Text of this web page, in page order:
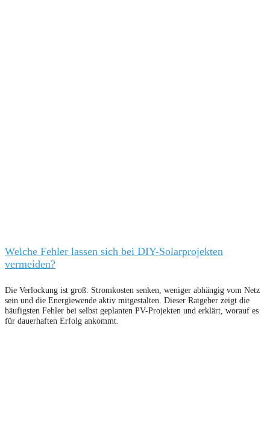
Welche Fehler lassen sich bei DIY-Solarprojekten
vermeiden?
Die Verlockung ist groß: Stromkosten senken, weniger abhängig vom Netz
sein und die Energiewende aktiv mitgestalten. Dieser Ratgeber zeigt die
häufigsten Fehler bei selbst geplanten PV-Projekten und erklärt, worauf es
für dauerhaften Erfolg ankommt.